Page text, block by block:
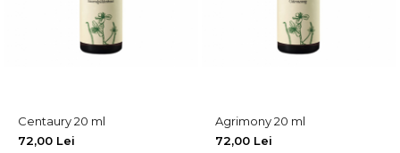
Centaury 20 ml
72,00 Lei
Agrimony 20 ml
72,00 Lei